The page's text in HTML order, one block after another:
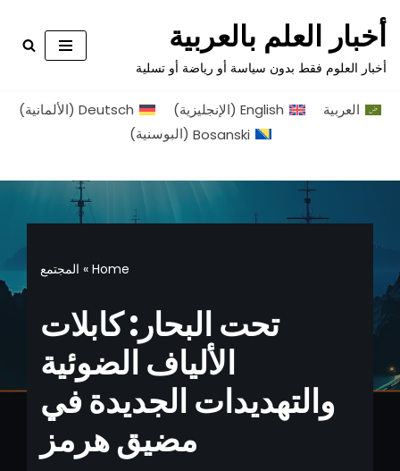
تخطى
إلى
أخبار العلم بالعربية
أخبار العلوم فقط بدون سياسة أو رياضة أو تسلية
العربية English
(الإنجليزية)
Deutsch
(الألمانية)
Bosanski
(البوسنية)
Home
» المجتمع
تحت البحار: كابلات
الألياف الضوئية
والتهديدات الجديدة في
مضيق هرمز